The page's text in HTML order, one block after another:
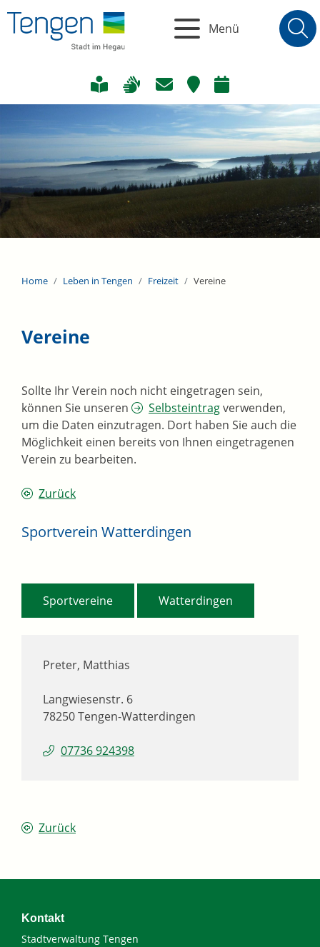
Menü
Home Leben in Tengen Freizeit Vereine
Vereine
Sollte Ihr Verein noch nicht eingetragen sein,
können Sie unseren
Selbsteintragverwenden,
um die Daten einzutragen. Dort haben Sie auch die
Möglichkeit einen bereits von Ihnen eingetragenen
Verein zu bearbeiten.
Zurück
Sportverein Watterdingen
Preter, Matthias
Langwiesenstr. 6
78250Tengen-Watterdingen
07736 924398
Sportvereine Watterdingen
Zurück
Kontakt
Stadtverwaltung Tengen